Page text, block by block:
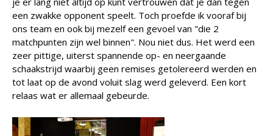
een zwakke opponent speelt. Toch proefde ik vooraf bij
ons team en ook bij mezelf een gevoel van "die 2
matchpunten zijn wel binnen". Nou niet dus. Het werd een
zeer pittige, uiterst spannende op- en neergaande
schaakstrijd waarbij geen remises getolereerd werden en
tot laat op de avond voluit slag werd geleverd. Een kort
relaas wat er allemaal gebeurde.